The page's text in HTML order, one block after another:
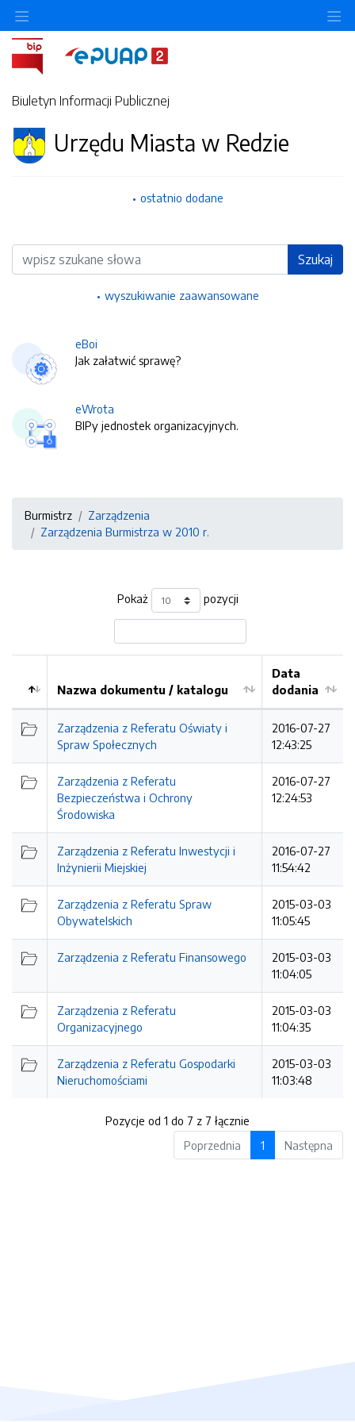
Biuletyn Informacji Publicznej
Urzędu Miasta w Redzie
ostatnio dodane
Wyszukiwarka Szukaj
wyszukiwanie zaawansowane
eBoi
Jak załatwić sprawę?
eWrota
BIPy jednostek organizacyjnych.
Burmistrz
Zarządzenia
Zarządzenia Burmistrza w 2010 r.
Pokaż pozycji
Kolejność
Nazwa dokumentu / katalogu
Data
dodania
Zarządzenia z Referatu Oświaty i
Spraw Społecznych
2016-07-27
12:43:25
Zarządzenia z Referatu
Bezpieczeństwa i Ochrony
Środowiska
2016-07-27
12:24:53
Zarządzenia z Referatu Inwestycji i
Inżynierii Miejskiej
2016-07-27
11:54:42
Zarządzenia z Referatu Spraw
Obywatelskich
2015-03-03
11:05:45
Zarządzenia z Referatu Finansowego
2015-03-03
11:04:05
Zarządzenia z Referatu
Organizacyjnego
2015-03-03
11:04:35
Zarządzenia z Referatu Gospodarki
Nieruchomościami
2015-03-03
11:03:48
Pozycje od 1 do 7 z 7 łącznie
Poprzednia
1 Następna